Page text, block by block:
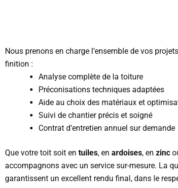
Nous prenons en charge l’ensemble de vos
finition :
Analyse complète de la toiture
Préconisations techniques adaptées
Aide au choix des matériaux et
Suivi de chantier précis et soigné
Contrat d’entretien annuel sur demande
Que votre toit soit en tuiles, en ardoises, en zinc
accompagnons avec un service sur-mesure. La
garantissent un excellent rendu final, dans le